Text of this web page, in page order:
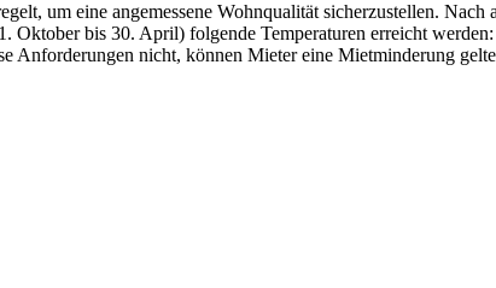
um eine angemessene Wohnqualität sicherzustellen.
bis 30. April) folgende Temperaturen erreicht
Anforderungen nicht, können Mieter eine Mietminderung